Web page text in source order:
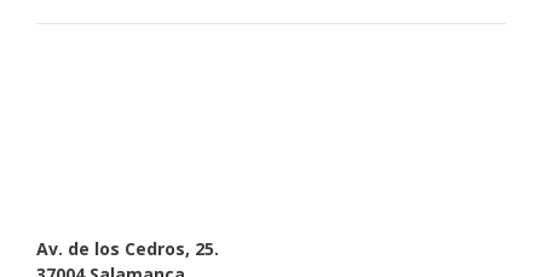
Av. de los Cedros, 25.